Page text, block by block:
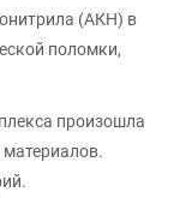
(АКН) в
поломки,
произошла